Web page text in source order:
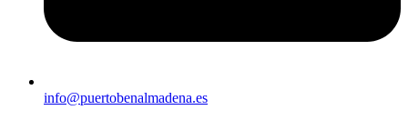
info@puertobenalmadena.es